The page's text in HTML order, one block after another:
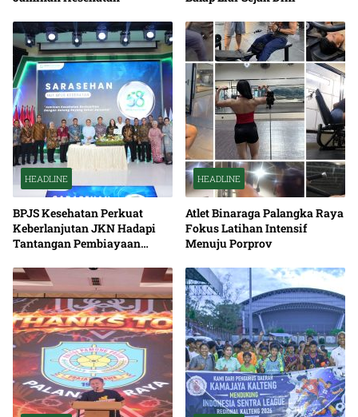
HEADLINE
BPJS Kesehatan Perkuat
Keberlanjutan JKN Hadapi
Tantangan Pembiayaan
HEADLINE
Atlet Binaraga Palangka Raya
Fokus Latihan Intensif
Menuju Porprov